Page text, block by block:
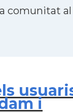
comunitat al
i